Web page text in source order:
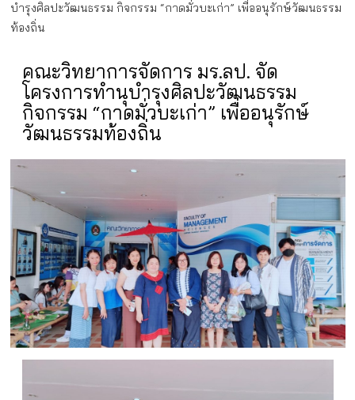
บำรุงศิลปะวัฒนธรรม กิจกรรม “กาดมั่วบะเก่า” เพื่ออนุรักษ์วัฒนธรรม
ท้องถิ่น
คณะวิทยาการจัดการ มร.ลป. จัด
โครงการทำนุบำรุงศิลปะวัฒนธรรม
กิจกรรม “กาดมั่วบะเก่า” เพื่ออนุรักษ์
วัฒนธรรมท้องถิ่น